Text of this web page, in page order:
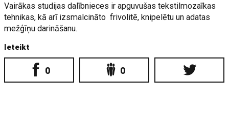
Vairākas studijas dalībnieces ir apguvušas tekstilmozaīkas
tehnikas, kā arī izsmalcināto frivolitē, knipelētu un adatas
mežģīņu darināšanu.
Ieteikt
0 0